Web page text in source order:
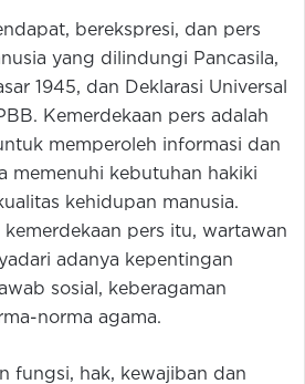
berekspresi, dan pers
yang dilindungi Pancasila,
1945, dan Deklarasi Universal
Kemerdekaan pers adalah
memperoleh informasi dan
memenuhi kebutuhan hakiki
kehidupan manusia.
pers itu, wartawan
adanya kepentingan
sosial, keberagaman
norma agama.
fungsi, hak, kewajiban dan